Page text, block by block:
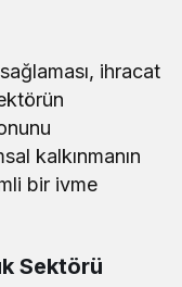
ihracat
kalkınmanın
bir ivme
Sektörü